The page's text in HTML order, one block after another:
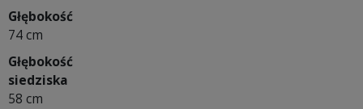
Głębokość
74 cm
Głębokość
siedziska
58 cm